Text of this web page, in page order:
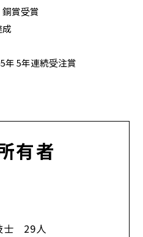
賞受賞
年 5年連続受注賞
有者
士 29人